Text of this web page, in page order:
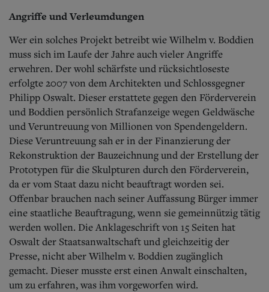
Angriffe und Verleumdungen
Wer ein solches Projekt betreibt wie Wilhelm v. Boddien
muss sich im Laufe der Jahre auch vieler Angriffe
erwehren. Der wohl schärfste und rücksichtloseste
erfolgte 2007 von dem Architekten und Schlossgegner
Philipp Oswalt. Dieser erstattete gegen den Förderverein
und Boddien persönlich Strafanzeige wegen Geldwäsche
und Veruntreuung von Millionen von Spendengeldern.
Diese Veruntreuung sah er in der Finanzierung der
Rekonstruktion der Bauzeichnung und der Erstellung der
Prototypen für die Skulpturen durch den Förderverein,
da er vom Staat dazu nicht beauftragt worden sei.
Offenbar brauchen nach seiner Auffassung Bürger immer
eine staatliche Beauftragung, wenn sie gemeinnützig tätig
werden wollen. Die Anklageschrift von 15 Seiten hat
Oswalt der Staatsanwaltschaft und gleichzeitig der
Presse, nicht aber Wilhelm v. Boddien zugänglich
gemacht. Dieser musste erst einen Anwalt einschalten,
um zu erfahren, was ihm vorgeworfen wird.